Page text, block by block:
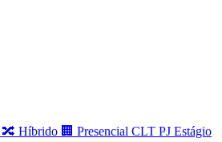
🔀 Híbrido 🏢 Presencial CLT PJ Estágio